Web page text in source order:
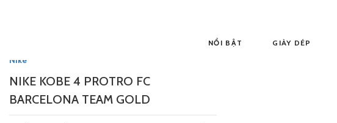
NỔI BẬT GIÀY DÉP
Nike
NIKE KOBE 4 PROTRO FC
BARCELONA TEAM GOLD